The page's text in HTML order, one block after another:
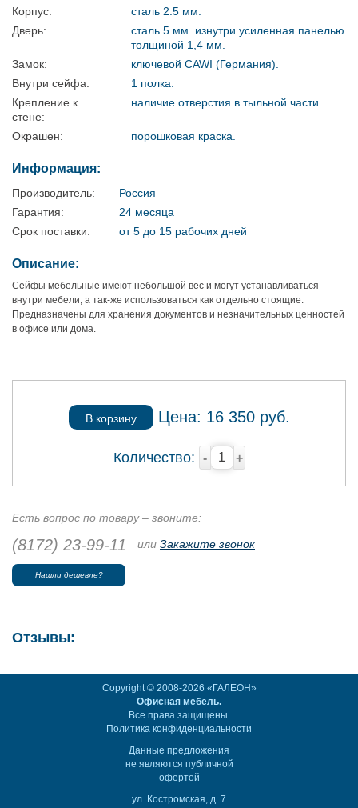
Корпус:
сталь 2.5 мм.
Дверь:
сталь 5 мм. изнутри усиленная панелью
толщиной 1,4 мм.
Замок:
ключевой CAWI (Германия).
Внутри сейфа:
1 полка.
Крепление к
стене:
наличие отверстия в тыльной части.
Окрашен: порошковая краска.
Информация:
Производитель:
Россия
Гарантия:
24 месяца
Срок поставки:
от 5 до 15 рабочих дней
Описание:
Сейфы мебельные имеют небольшой вес и могут устанавливаться
внутри мебели, а так-же использоваться как отдельно стоящие.
Предназначены для хранения документов и незначительных ценностей
в офисе или дома.
В корзину Цена: 16 350руб.
Количество: - +
Есть вопрос по товару – звоните:
(8172) 23-99-11 или Закажите звонок
Нашли дешевле?
Отзывы:
Copyright © 2008-2026 «ГАЛЕОН»
Офисная мебель.
Все права защищены.
Политика конфиденциальности
Данные предложения
не являются публичной
офертой
ул. Костромская, д. 7